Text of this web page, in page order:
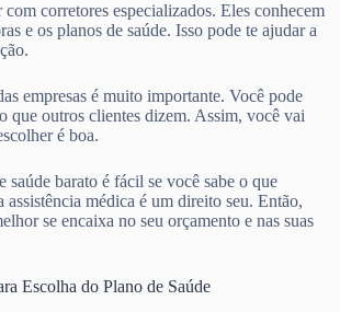
corretores especializados. Eles conhecem
e os planos de saúde. Isso pode te ajudar a
empresas é muito importante. Você pode
que outros clientes dizem. Assim, você vai
é boa.
saúde barato é fácil se você sabe o que
assistência médica é um direito seu. Então,
se encaixa no seu orçamento e nas suas
Escolha do Plano de Saúde